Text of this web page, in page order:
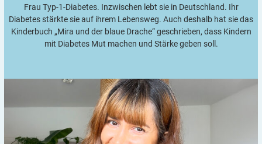
Frau Typ-1-Diabetes. Inzwischen lebt sie in Deutschland. Ihr
Diabetes stärkte sie auf ihrem Lebensweg. Auch deshalb hat sie das
Kinderbuch „Mira und der blaue Drache“ geschrieben, dass Kindern
mit Diabetes Mut machen und Stärke geben soll.